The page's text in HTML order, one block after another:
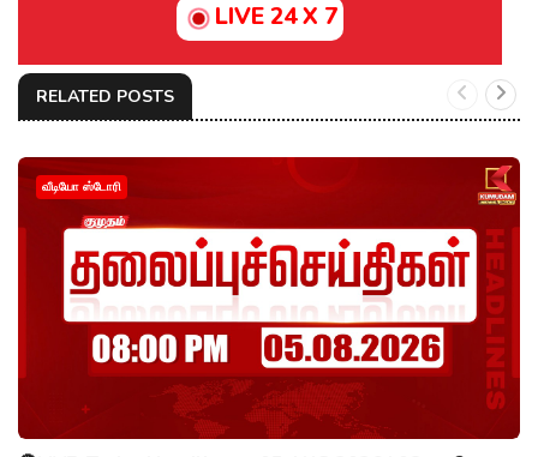
LIVE 24 X 7
RELATED POSTS
வீடியோ ஸ்டோரி